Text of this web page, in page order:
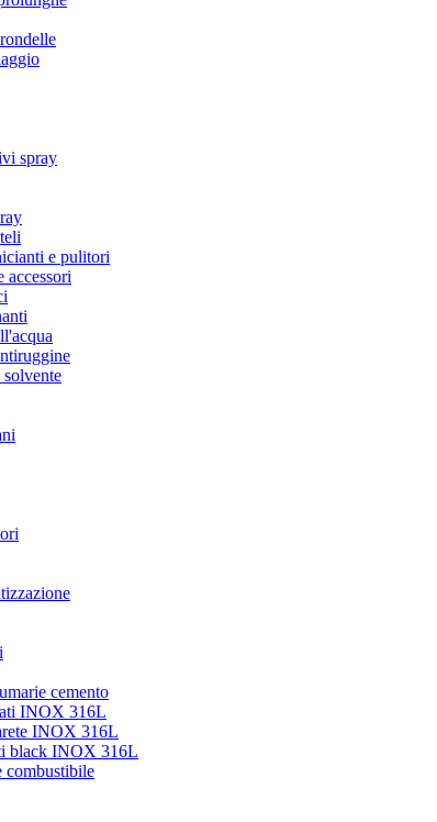
spray
e pulitori
accessori
solvente
cemento
INOX 316L
INOX 316L
black INOX 316L
combustibile